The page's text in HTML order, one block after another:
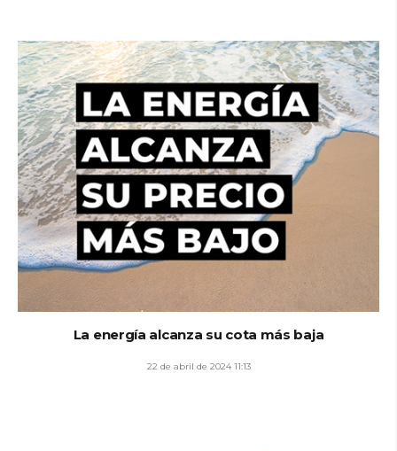
La energía alcanza su cota más baja
22 de abril de 2024 11:13